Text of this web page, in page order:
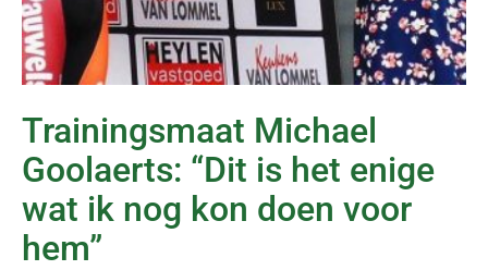
Trainingsmaat Michael
Goolaerts: “Dit is het enige
wat ik nog kon doen voor
hem”